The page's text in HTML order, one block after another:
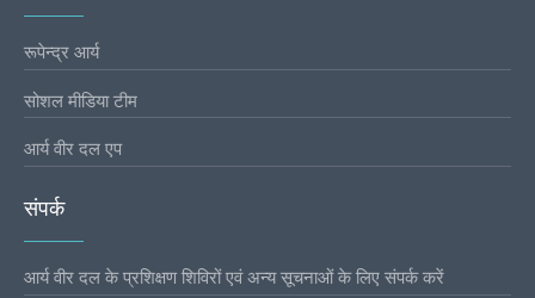
रूपेन्द्र आर्य
सोशल मीडिया टीम
आर्य वीर दल एप
संपर्क
आर्य वीर दल के प्रशिक्षण शिविरों एवं अन्य सूचनाओं के लिए संपर्क करें